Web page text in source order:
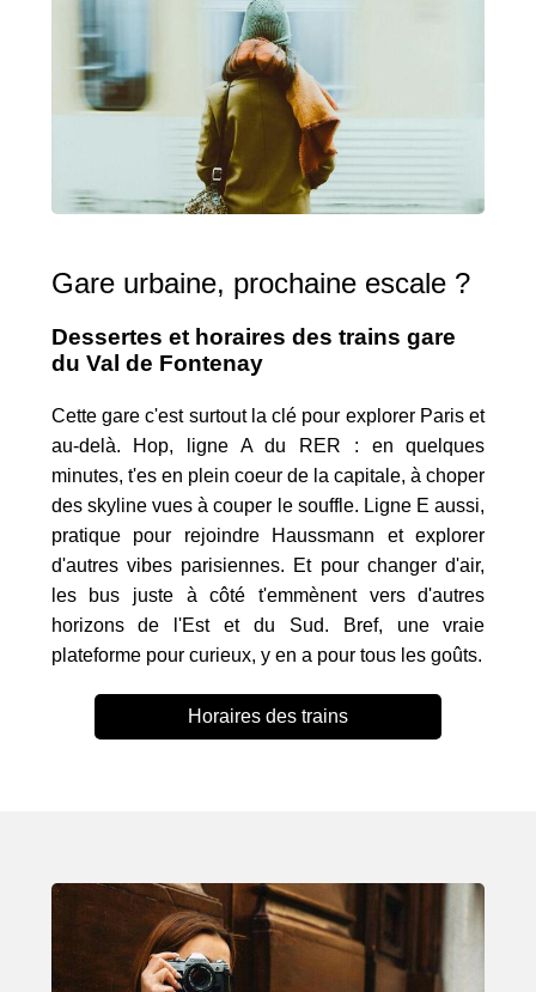
Gare urbaine, prochaine escale ?
Dessertes et horaires des trains gare
du Val de Fontenay
Cette gare c'est surtout la clé pour explorer Paris et
au-delà. Hop, ligne A du RER : en quelques
minutes, t'es en plein coeur de la capitale, à choper
des skyline vues à couper le souffle. Ligne E aussi,
pratique pour rejoindre Haussmann et explorer
d'autres vibes parisiennes. Et pour changer d'air,
les bus juste à côté t'emmènent vers d'autres
horizons de l'Est et du Sud. Bref, une vraie
plateforme pour curieux, y en a pour tous les goûts.
Horaires des trains